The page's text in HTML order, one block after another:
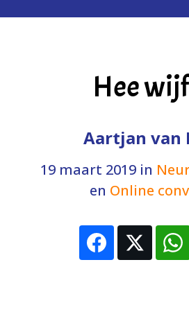
Hee
Aartjan van
19 maart 2019 in
en Online